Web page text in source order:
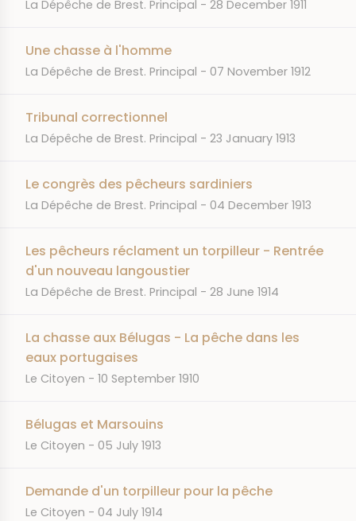
La Dépêche de Brest. Principal 28 December 1911
Une chasse à l'homme
JOURNAL
La Dépêche de Brest. Principal DATE
07 November 1912
Tribunal correctionnel
JOURNAL
La Dépêche de Brest. Principal DATE
23 January 1913
Le congrès des pêcheurs sardiniers
JOURNAL
La Dépêche de Brest. Principal DATE
04 December 1913
Les pêcheurs réclament un torpilleur - Rentrée
d'un nouveau langoustier
JOURNAL
La Dépêche de Brest. Principal DATE
28 June 1914
La chasse aux Bélugas - La pêche dans les
eaux portugaises
JOURNAL
Le Citoyen DATE
10 September 1910
Bélugas et Marsouins
JOURNAL
Le Citoyen DATE
05 July 1913
Demande d'un torpilleur pour la pêche
JOURNAL
Le Citoyen DATE
04 July 1914